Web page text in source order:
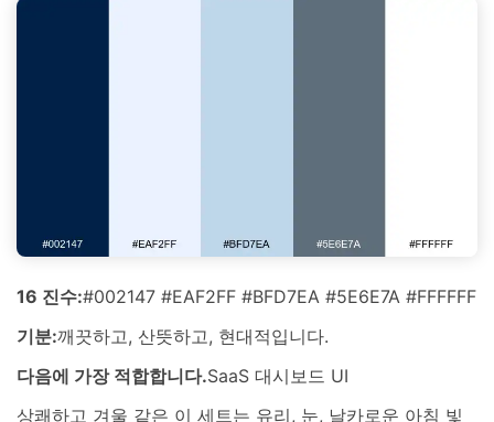
16 진수:#002147 #EAF2FF #BFD7EA #5E6E7A #FFFFFF
기분:깨끗하고, 산뜻하고, 현대적입니다.
다음에 가장 적합합니다.SaaS 대시보드 UI
상쾌하고 겨울 같은 이 세트는 유리, 눈, 날카로운 아침 빛